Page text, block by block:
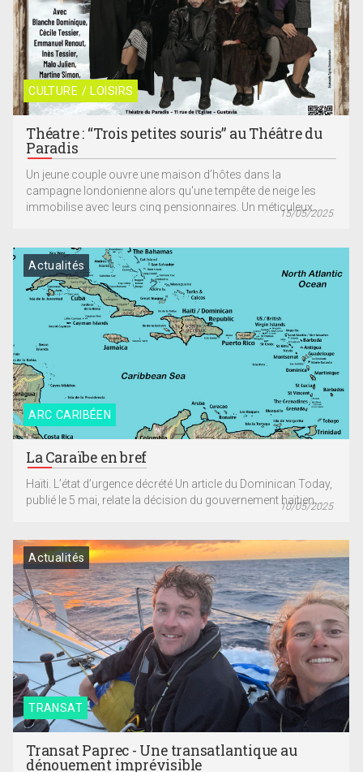
CULTURE / LOISIRS
Théatre : “Trois petites souris” au Théâtre du
Paradis
Un jeune couple ouvre une maison d’hôtes dans la
campagne londonienne alors qu'une tempête de neige les
immobilise avec leurs cinq pensionnaires. Un méticuleux...
15/05/2025
ARC CARIBÉEN
Actualités
La Caraïbe en bref
Haïti. L’état d’urgence décrété Un article du Dominican Today,
publié le 5 mai, relate la décision du gouvernement haïtien...
10/05/2025
TRANSAT
Actualités
Transat Paprec - Une transatlantique au
dénouement imprévisible